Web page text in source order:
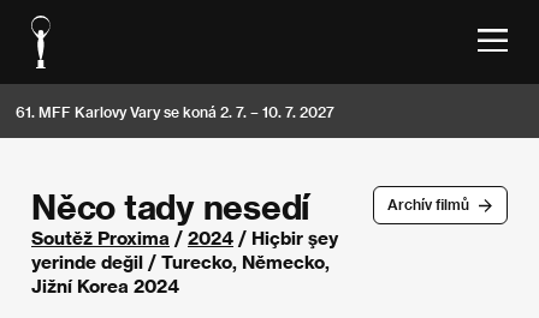
61. MFF Karlovy Vary se koná 2. 7. – 10. 7. 2027
Archív filmů
Něco tady nesedí
Soutěž Proxima / 2024 / Hiçbir şey
yerinde değil / Turecko, Německo,
Jižní Korea 2024